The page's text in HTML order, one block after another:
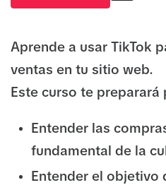
Aprende a usar TikTok
ventas en tu sitio web.
Este curso te preparará
Entender las
fundamental de la
Entender el objetivo